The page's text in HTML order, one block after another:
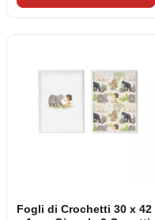
Fogli di Crochetti 30 x 42